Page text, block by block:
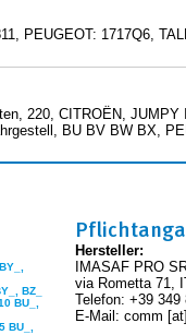
PEUGEOT: 1717Q6,
220, CITROËN,
BU BV BW BX,
BZ_
BU_,
BU_,
Hersteller:
IMASAF PRO
via Rometta 71,
Telefon: +39 349
E-Mail: comm